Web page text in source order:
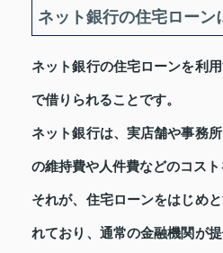
ネット銀行の住宅ローン
ネット銀行の住宅ローンを利
で借りられることです。
ネット銀行は、実店舗や事務
の維持費や人件費などのコスト
それが、住宅ローンをはじめ
れており、通常の金融機関が